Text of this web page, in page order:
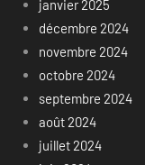
janvier 2025
décembre 2024
novembre 2024
octobre 2024
septembre 2024
août 2024
juillet 2024